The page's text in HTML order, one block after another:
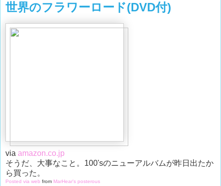
世界のフラワーロード(DVD付)
via amazon.co.jp
そうだ、大事なこと。100'sのニューアルバムが昨日出たか
ら買った。
Posted via web from MarHear's posterous